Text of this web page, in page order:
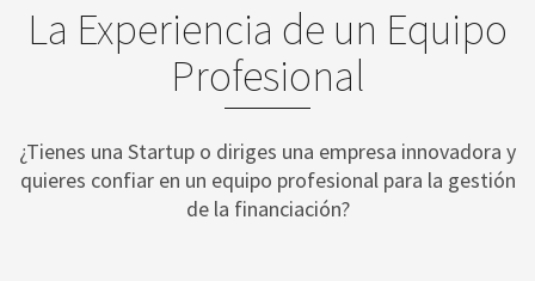
La Experiencia de un Equipo
Profesional
¿Tienes una Startup o diriges una empresa innovadora y
quieres confiar en un equipo profesional para la gestión
de la financiación?